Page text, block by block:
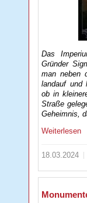
Das
Gründer
man neben
landauf und
ob in
Straße
Geheimnis,
Weiterlesen
18.03.2024